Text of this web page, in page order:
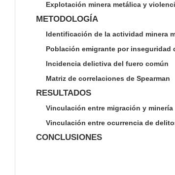
Explotación minera metálica y
METODOLOGÍA
Identificación de la actividad minera
Población emigrante por inseguridad
Incidencia delictiva del fuero común
Matriz de correlaciones de Spearman
RESULTADOS
Vinculación entre migración y minería
Vinculación entre ocurrencia de
CONCLUSIONES